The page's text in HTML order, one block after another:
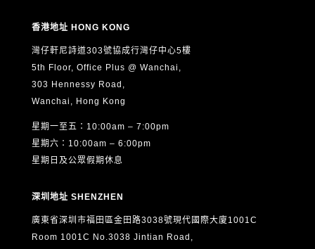
銷同意，而不影響其他用途的合法處理。
方式如下：
本人已閱讀、明白並同意以上全部內容，並確認所提供的個
香港地址 HONG KONG
灣仔軒尼詩道303號協成行灣仔中心5樓
5th Floor, Office Plus @ Wanchai,
303 Hennessy Road,
Wanchai, Hong Kong
星期一至五：10:00am – 7:00pm
星期六：10:00am – 6:00pm
星期日及公眾假期休息
深圳地址 SHENZHEN
廣東省深圳市福田區金田路3038號現代國際大廈1001C
Room 1001C No.3038 Jintian Road,